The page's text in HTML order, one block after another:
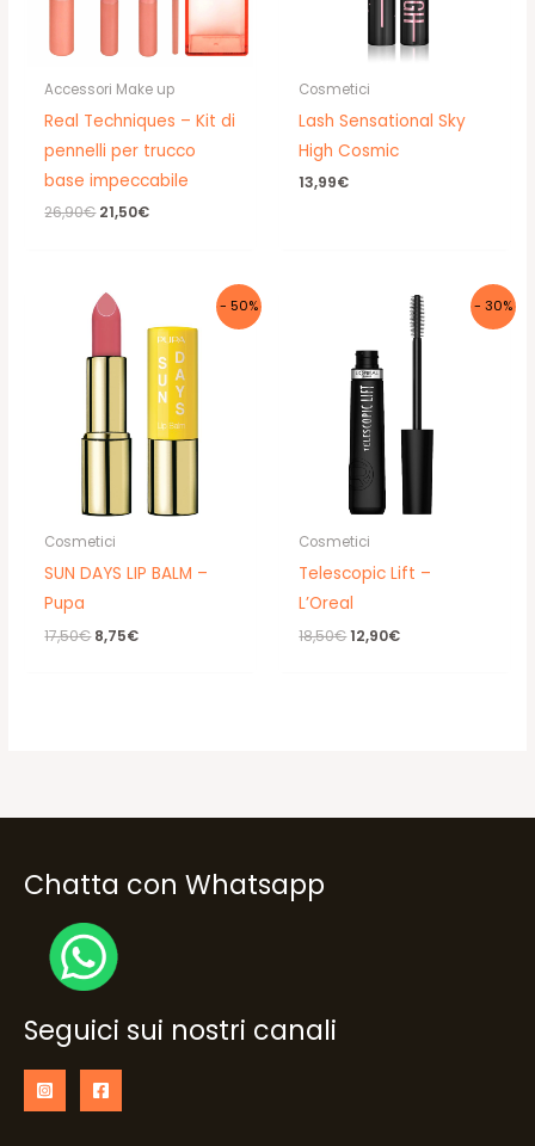
Accessori Make up
Real Techniques – Kit di
pennelli per trucco
base impeccabile
26,90€ Il
26,90€.
21,50€Il
Cosmetici
Lash Sensational Sky
High Cosmic
13,99€
- 50%
Cosmetici
SUN DAYS LIP BALM –
Pupa
17,50€ Il
8,75€Il
- 30%
Cosmetici
Telescopic Lift –
L’Oreal
18,50€Il
12,90€Il
Chatta con Whatsapp
Seguici sui nostri canali